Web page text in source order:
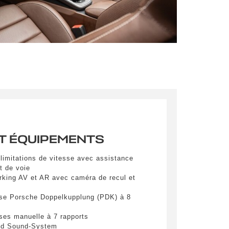
eget
ÉQUIPEMENTS
de vitesse avec assistance
de voie
AV et AR avec caméra de recul et
Porsche Doppelkupplung (PDK) à 8
manuelle à 7 rapports
Sound-System